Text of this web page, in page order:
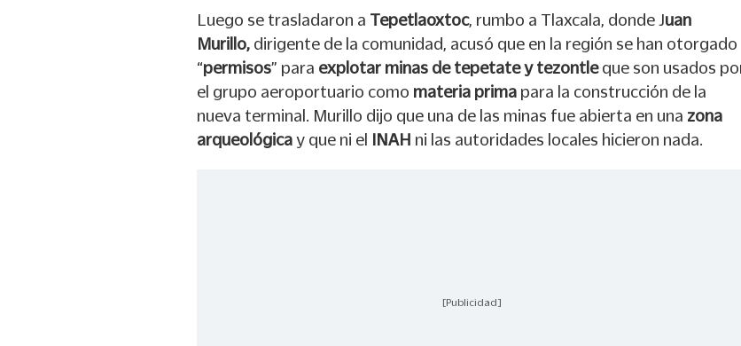
Luego se trasladaron a Tepetlaoxtoc, rumbo a Tlaxcala, donde Juan
Murillo, dirigente de la comunidad, acusó que en la región se han otorgado
“permisos” para explotar minas de tepetate y tezontleque son usados
el grupo aeroportuario como materia prima para la construcción de la
nueva terminal. Murillo dijo que una de las minas fue abierta en una zona
arqueológica y que ni el INAH ni las autoridades locales hicieron nada.
[Publicidad]